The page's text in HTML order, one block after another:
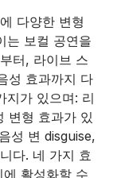
다양한 변형
는 보컬 공연을
터, 라이브 스
성 효과까지 다
지가 있으며: 리
변형 효과가 있
성 변 disguise,
다. 네 가지 효
활성화할 수